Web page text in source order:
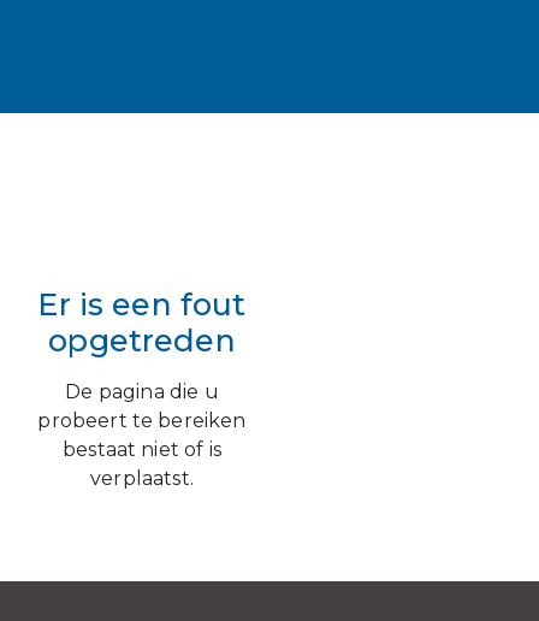
Er is een fout
opgetreden
De pagina die u
probeert te bereiken
bestaat niet of is
verplaatst.